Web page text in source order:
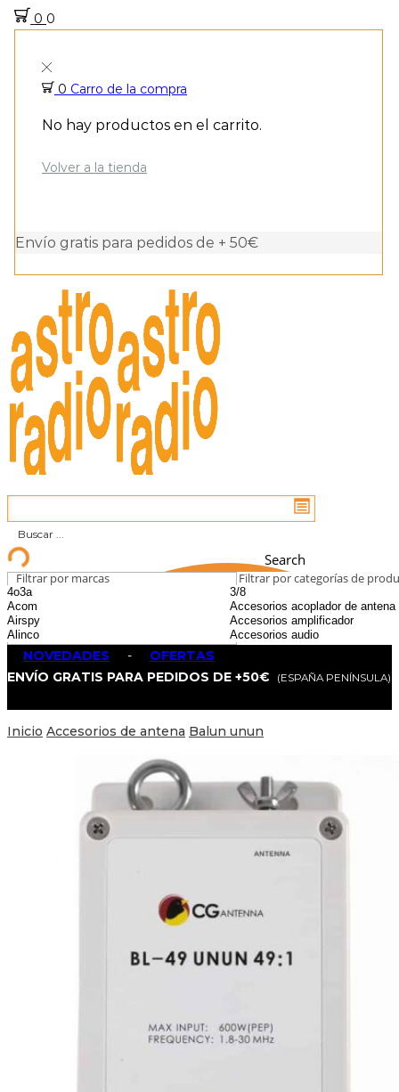
0 0
0 Carro de la compra
No hay productos en el carrito.
Volver a la tienda
Envío gratis para pedidos de + 50€
Search
Filtrar por marcas Filtrar por categorías de
NOVEDADES - OFERTAS
ENVÍO GRATIS PARA PEDIDOS DE +50€
(ESPAÑA PENÍNSULA)
Inicio Accesorios de antena Balun unun